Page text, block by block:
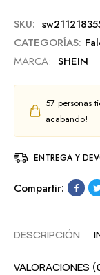
SKU:
CATEGORÍAS:
MARCA: SHEIN
57 personas
acabando!
ENTREGA Y
Compartir:
DESCRIPCIÓN
VALORACIONES